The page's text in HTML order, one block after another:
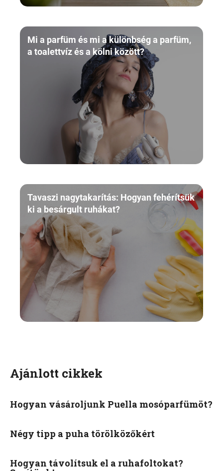
Mi a parfüm és mi a különbség a parfüm,
a toalettvíz és a kölni között?
Tavaszi nagytakarítás: Hogyan fehérítsük
ki a besárgult ruhákat?
Ajánlott cikkek
Hogyan vásároljunk Puella mosóparfümöt?
Négy tipp a puha törölközőkért
Hogyan távolítsuk el a ruhafoltokat?